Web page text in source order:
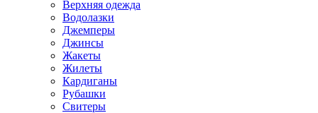
Верхняя одежда
Водолазки
Джемперы
Джинсы
Жакеты
Жилеты
Кардиганы
Рубашки
Свитеры